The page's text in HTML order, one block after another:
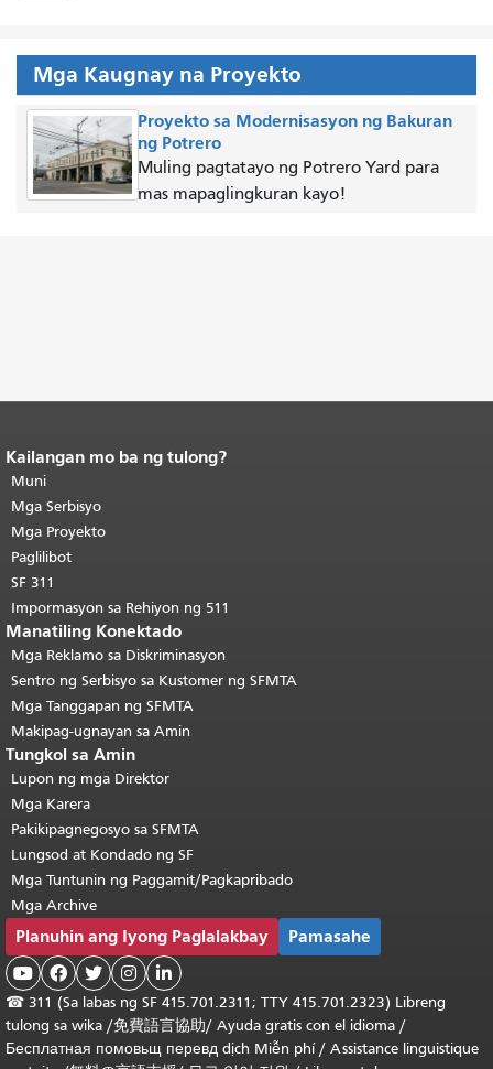
Mga Kaugnay na Proyekto
Proyekto sa Modernisasyon ng Bakuran
ng Potrero
Muling pagtatayo ng Potrero Yard para
mas mapaglingkuran kayo!
Katapusan ng nilalaman ng
pahina.
pahinang ito ay nauulit sa bawat
pahina.Bumalik sa tuktok ng
pangunahing nilalaman
Kailangan mo ba ng tulong?
Muni
Mga Serbisyo
Mga Proyekto
Paglilibot
SF 311
Impormasyon sa Rehiyon ng 511
Manatiling Konektado
Mga Reklamo sa Diskriminasyon
Sentro ng Serbisyo sa Kustomer ng SFMTA
Mga Tanggapan ng SFMTA
Makipag-ugnayan sa Amin
Tungkol sa Amin
Lupon ng mga Direktor
Mga Karera
Pakikipagnegosyo sa SFMTA
Lungsod at Kondado ng SF
Mga Tuntunin ng Paggamit/Pagkapribado
Mga Archive
Planuhin ang Iyong Paglalakbay Pamasahe
    
☎ 311 (Sa labas ng SF 415.701.2311; TTY 415.701.2323) Libreng
tulong sa wika /免費語言協助/ Ayuda gratis con el idioma /
Бесплатная помовьщ перевд dịch Miễn phí/ Assistance linguistique